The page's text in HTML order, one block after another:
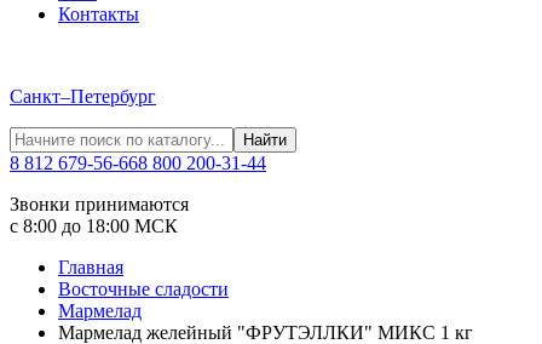
Контакты
Санкт–Петербург
Найти
8 812 679-56-668 800 200-31-44
Звонки принимаются
с 8:00 до 18:00 МСК
Главная
Восточные сладости
Мармелад
Мармелад желейный "ФРУТЭЛЛКИ" МИКС 1 кг